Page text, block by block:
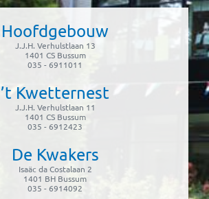
Hoofdgebouw
J.J.H. Verhulstlaan 13
1401 CS Bussum
035 - 6911011
’t Kwetternest
J.J.H. Verhulstlaan 11
1401 CS Bussum
035 - 6912423
De Kwakers
Isaäc da Costalaan 2
1401 BH Bussum
035 - 6914092